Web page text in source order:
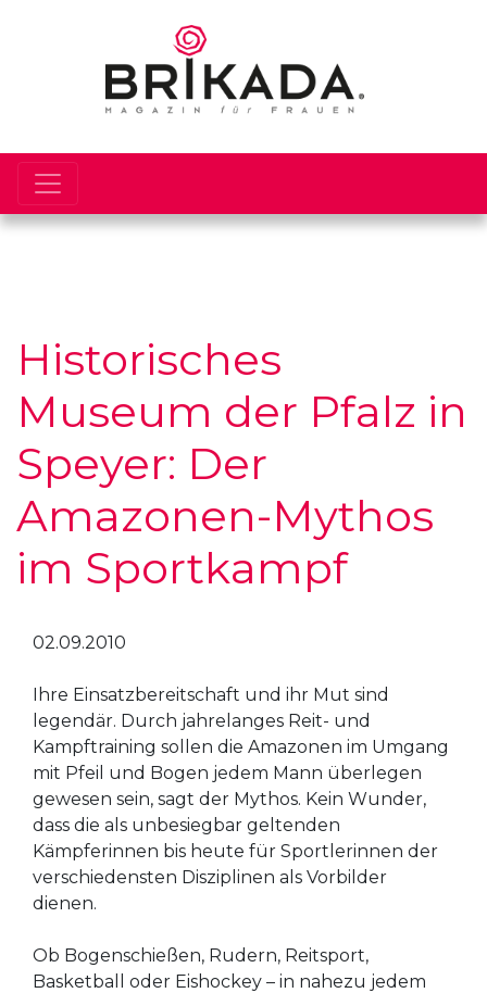
Historisches
Museum der Pfalz in
Speyer: Der
Amazonen-Mythos
im Sportkampf
02.09.2010
Ihre Einsatzbereitschaft und ihr Mut sind
legendär. Durch jahrelanges Reit- und
Kampftraining sollen die Amazonen im Umgang
mit Pfeil und Bogen jedem Mann überlegen
gewesen sein, sagt der Mythos. Kein Wunder,
dass die als unbesiegbar geltenden
Kämpferinnen bis heute für Sportlerinnen der
verschiedensten Disziplinen als Vorbilder
dienen.
Ob Bogenschießen, Rudern, Reitsport,
Basketball oder Eishockey – in nahezu jedem